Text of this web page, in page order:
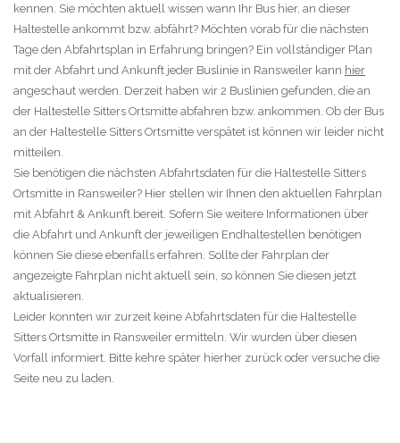
kennen. Sie möchten aktuell wissen wann Ihr Bus hier, an dieser
Haltestelle ankommt bzw. abfährt? Möchten vorab für die nächsten
Tage den Abfahrtsplan in Erfahrung bringen? Ein vollständiger Plan
mit der Abfahrt und Ankunft jeder Buslinie in Ransweiler kann hier
angeschaut werden. Derzeit haben wir 2 Buslinien gefunden, die an
der Haltestelle Sitters Ortsmitte abfahren bzw. ankommen. Ob der Bus
an der Haltestelle Sitters Ortsmitte verspätet ist können wir leider nicht
mitteilen.
Sie benötigen die nächsten Abfahrtsdaten für die Haltestelle Sitters
Ortsmitte in Ransweiler? Hier stellen wir Ihnen den aktuellen Fahrplan
mit Abfahrt & Ankunft bereit. Sofern Sie weitere Informationen über
die Abfahrt und Ankunft der jeweiligen Endhaltestellen benötigen
können Sie diese ebenfalls erfahren. Sollte der Fahrplan der
angezeigte Fahrplan nicht aktuell sein, so können Sie diesen jetzt
aktualisieren.
Leider konnten wir zurzeit keine Abfahrtsdaten für die Haltestelle
Sitters Ortsmitte in Ransweiler ermitteln. Wir wurden über diesen
Vorfall informiert. Bitte kehre später hierher zurück oder versuche die
Seite neu zu laden.